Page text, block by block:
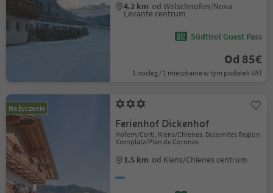
4.2 km od Welschnofen/Nova
Levante centrum
Südtirol Guest Pass
Od 85€
1 nocleg / 1 mieszkanie w tym podatek VAT
Na życzenie
Ferienhof Dickenhof
Hofern/Corti, Kiens/Chienes, Dolomites Region
Kronplatz/Plan de Corones
1.5 km od Kiens/Chienes centrum